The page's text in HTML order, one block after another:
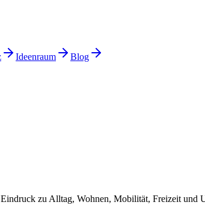
Ideenraum
Blog
zu Alltag, Wohnen, Mobilität, Freizeit und